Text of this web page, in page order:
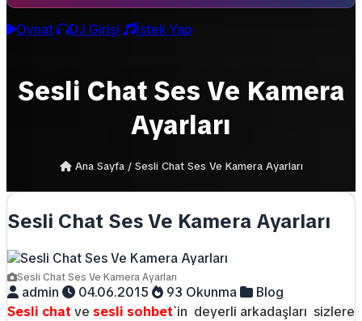
Oynat DJ Girişi İstek Yap
Sesli Chat Ses Ve Kamera
Ayarları
Ana Sayfa /Sesli Chat Ses Ve Kamera Ayarları
Sesli Chat Ses Ve Kamera Ayarları
Sesli Chat Ses Ve Kamera Ayarları
admin 04.06.2015 93 Okunma
Blog
Sesli chat ve sesli sohbet`in deyerli arkadaşları sizlere